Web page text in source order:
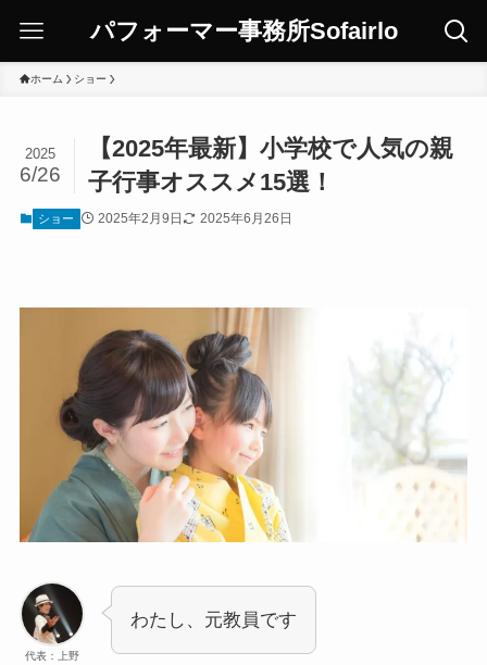
パフォーマー事務所Sofairlo
ホーム ショー
【2025年最新】小学校で人気の親
子行事オススメ15選！
2025
6/26
ショー 2025年2月9日 2025年6月26日
代表：上野
わたし、元教員です